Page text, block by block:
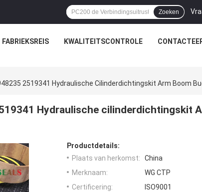
Zoeken
FABRIEKSREIS KWALITEITSCONTROLE
2519341 Hydraulische Cilinderdichtingskit Arm Boom
Hydraulische cilinderdichtingskit
Productdetails:
Plaats van herkomst:
China
Merknaam:
WG CTP
Certificering:
ISO9001